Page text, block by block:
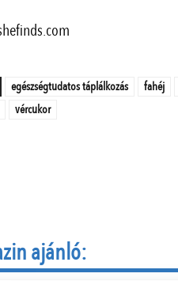
egészségtudatos táplálkozás fahéj
vércukor
ajánló: